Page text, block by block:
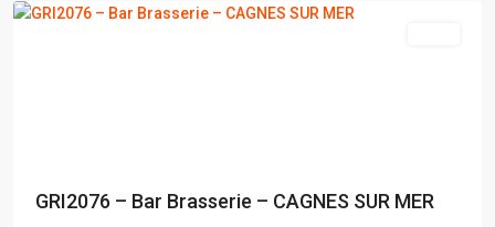
GRI2076 – Bar Brasserie – CAGNES SUR MER